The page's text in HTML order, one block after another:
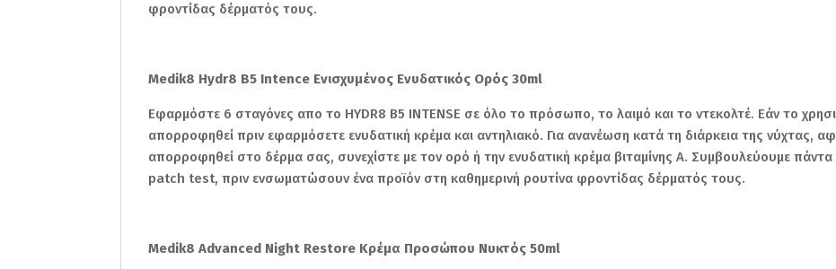
φροντίδας δέρματός τους.
Medik8 Hydr8 B5 Intence Ενισχυμένος Ενυδατικός Ορός 30ml
Εφαρμόστε 6 σταγόνες απο το HYDR8 B5 INTENSE σε όλο το πρόσωπο, το λαιμό και το ντεκολτέ. Εάν το
απορροφηθεί πριν εφαρμόσετε ενυδατική κρέμα και αντηλιακό. Για ανανέωση κατά τη διάρκεια της νύχτας,
απορροφηθεί στο δέρμα σας, συνεχίστε με τον ορό ή την ενυδατική κρέμα βιταμίνης Α. Συμβουλεύουμε
patch test, πριν ενσωματώσουν ένα προϊόν στη καθημερινή ρουτίνα φροντίδας δέρματός τους.
Medik8 Advanced Night Restore Κρέμα Προσώπου Νυκτός 50ml